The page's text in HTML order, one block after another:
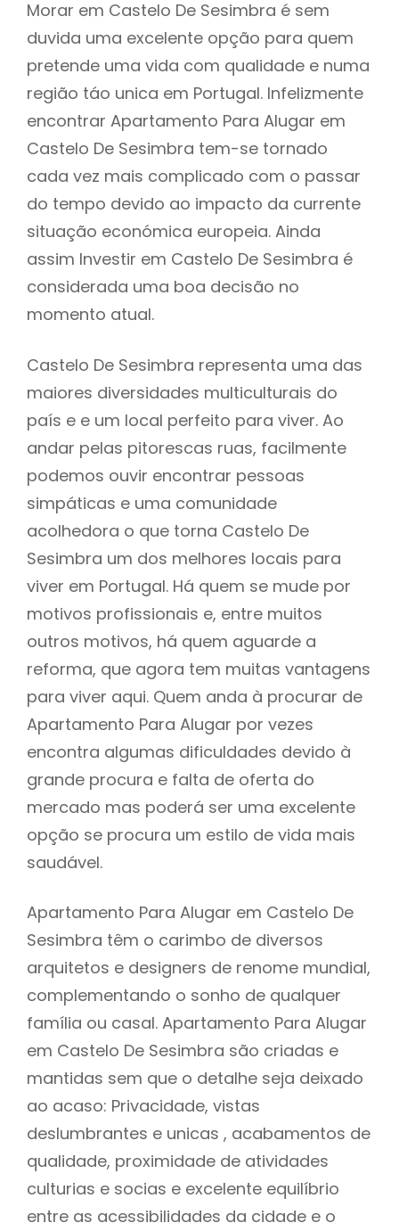
Morar em Castelo De Sesimbra é sem
duvida uma excelente opção para quem
pretende uma vida com qualidade e numa
região táo unica em Portugal. Infelizmente
encontrar Apartamento Para Alugar em
Castelo De Sesimbra tem-se tornado
cada vez mais complicado com o passar
do tempo devido ao impacto da currente
situação económica europeia. Ainda
assim Investir em Castelo De Sesimbra é
considerada uma boa decisão no
momento atual.
Castelo De Sesimbra representa uma das
maiores diversidades multiculturais do
país e e um local perfeito para viver. Ao
andar pelas pitorescas ruas, facilmente
podemos ouvir encontrar pessoas
simpáticas e uma comunidade
acolhedora o que torna Castelo De
Sesimbra um dos melhores locais para
viver em Portugal. Há quem se mude por
motivos profissionais e, entre muitos
outros motivos, há quem aguarde a
reforma, que agora tem muitas vantagens
para viver aqui. Quem anda à procurar de
Apartamento Para Alugar por vezes
encontra algumas dificuldades devido à
grande procura e falta de oferta do
mercado mas poderá ser uma excelente
opção se procura um estilo de vida mais
saudável.
Apartamento Para Alugar em Castelo De
Sesimbra têm o carimbo de diversos
arquitetos e designers de renome mundial,
complementando o sonho de qualquer
família ou casal. Apartamento Para Alugar
em Castelo De Sesimbra são criadas e
mantidas sem que o detalhe seja deixado
ao acaso: Privacidade, vistas
deslumbrantes e unicas , acabamentos de
qualidade, proximidade de atividades
culturias e socias e excelente equilíbrio
entre as acessibilidades da cidade e o